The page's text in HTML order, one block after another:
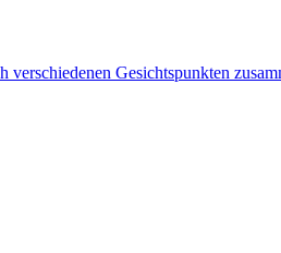
Gesichtspunkten